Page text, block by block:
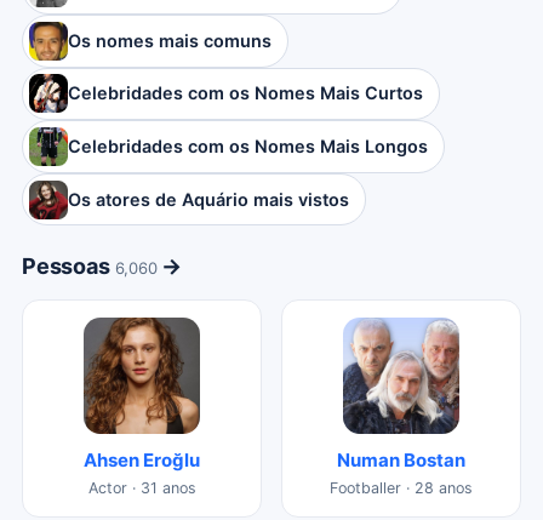
Os nomes mais comuns
Celebridades com os Nomes Mais Curtos
Celebridades com os Nomes Mais Longos
Os atores de Aquário mais vistos
Pessoas 6,060→
Ahsen Eroğlu
Actor · 31 anos
Numan Bostan
Footballer · 28 anos